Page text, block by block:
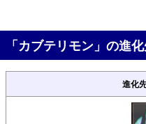
「カブテリモン」の進
進化